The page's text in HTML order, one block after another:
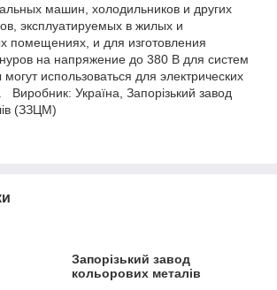
машин, холодильников и других
эксплуатируемых в жилых и
помещениях, и для изготовления
на напряжение до 380 В для систем
использоваться для электрических
Україна, Запорізький завод
(ЗЗЦМ)
Запорізький завод
кольорових металів